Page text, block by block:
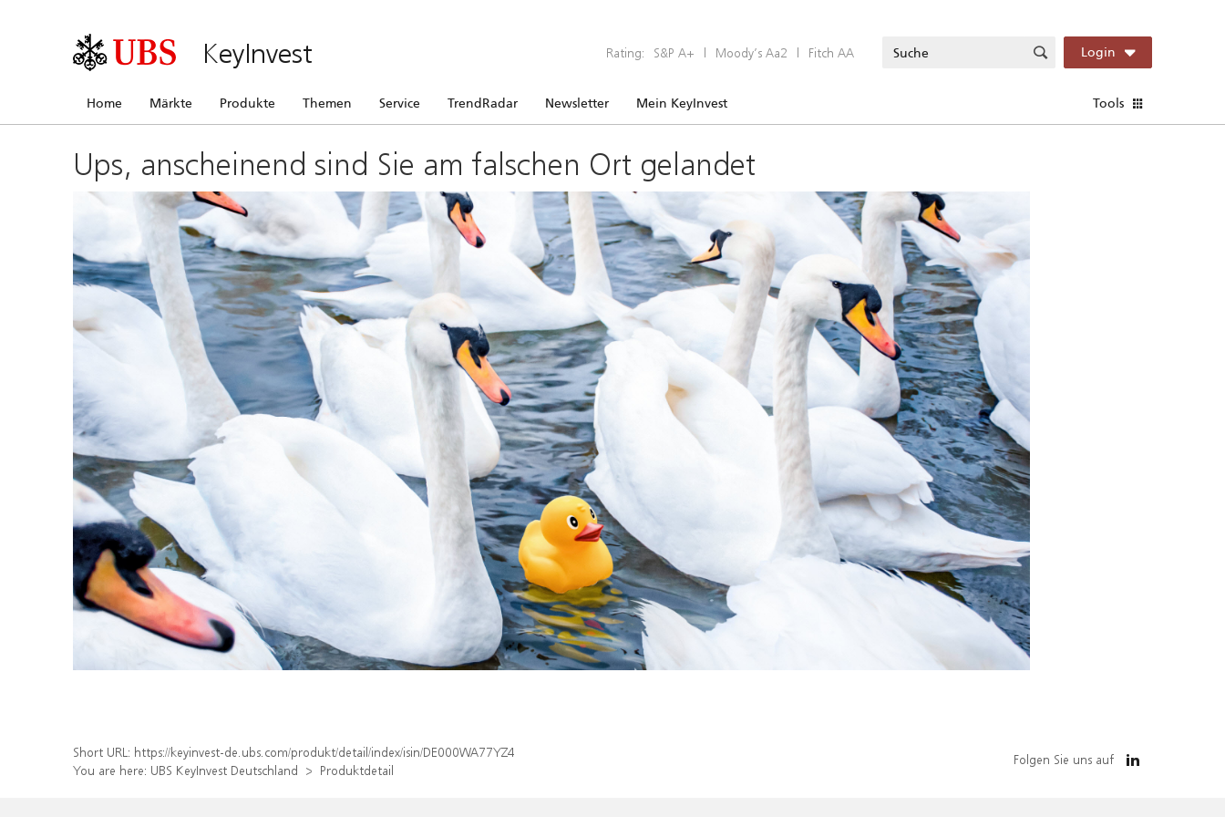
KeyInvest Rating: S&P A+ | Moody’s Aa2 | Fitch AA Login
Home Märkte Produkte Themen Service TrendRadar Newsletter Mein KeyInvest Tools
Ups, anscheinend sind Sie am falschen Ort gelandet
Short URL: https://keyinvest-de.ubs.com/produkt/detail/index/isin/DE000WA77YZ4
You are here: UBS KeyInvest Deutschland Produktdetail
Folgen Sie uns auf